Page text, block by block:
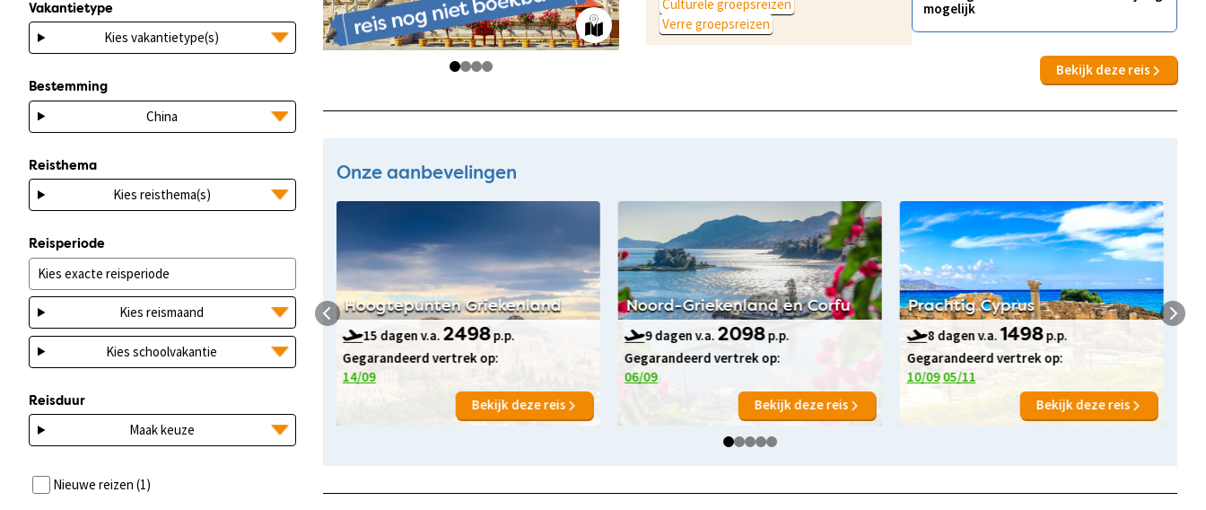
Vakantietype
Kies vakantietype(s)
Bestemming
China
Reisthema
Kies reisthema(s)
Reisperiode
Kies reismaand
Kies schoolvakantie
Reisduur
Maak keuze
Nieuwe reizen (1)
Culturele groepsreizen
Verre groepsreizen
mogelijk
Bekijk deze reis
Onze aanbevelingen
Onbekend Extremadura
9 dagen v.a.1998p.p.
Gegarandeerd vertrek op:
Hoogtepunten Griekenland
15 dagen v.a. 2498p.p.
Gegarandeerd vertrek op:
14/09
Bekijk deze reis
Noord-Griekenland en Corfu
9 dagen v.a.2098p.p.
Gegarandeerd vertrek op:
06/09
Bekijk deze reis
Prachtig Cyprus
8 dagen v.a.1498p.p.
Gegarandeerd vertrek op:
10/0905/11
Bekijk deze reis